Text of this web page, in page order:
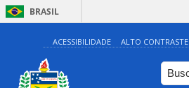
BRASIL
ACESSIBILIDADE ALTO CONTRASTE